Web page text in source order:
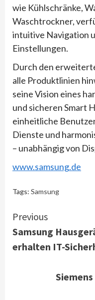
wie Kühlschränke,
Waschtrockner,
intuitive Navigation
Einstellungen.
Durch den
alle Produktlinien
seine Vision eines
und sicheren Smart
einheitliche
Dienste und
– unabhängig von
www.samsung.de
Tags: Samsung
Continue
Reading
Previous
Samsung
erhalten IT-